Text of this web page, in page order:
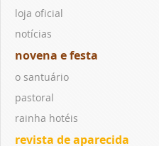
loja oficial
notícias
novena e festa
o santuário
pastoral
rainha hotéis
revista de aparecida